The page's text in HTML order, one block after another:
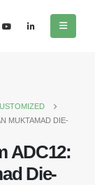
MUKTAMAD DIE-
ADC12:
Die-